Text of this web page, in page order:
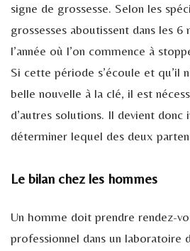
signe de grossesse. Selon les
grossesses aboutissent dans les 6
l’année où l’on commence à
Si cette période s’écoule et qu’il
belle nouvelle à la clé, il est
d’autres solutions. Il devient donc
déterminer lequel des deux
Le bilan chez les hommes
Un homme doit prendre rendez-
professionnel dans un laboratoire